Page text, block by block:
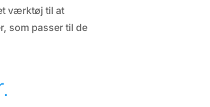
værktøj til at
som passer til de